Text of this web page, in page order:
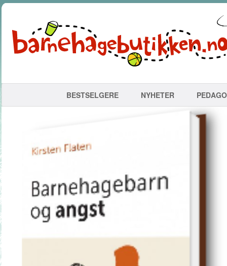
BESTSELGERE NYHETER